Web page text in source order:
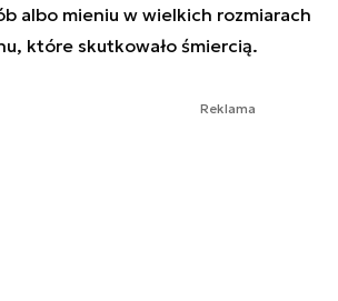
albo mieniu w wielkich rozmiarach
które skutkowało śmiercią.
Reklama